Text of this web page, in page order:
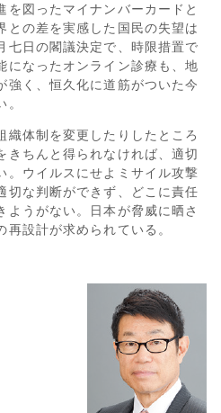
を図ったマイナンバーカードと
との差を実感した国民の失望は
七日の閣議決定で、時限措置で
になったオンライン診療も、地
強く、恒久化に道筋がついた今
体制を変更したりしたところ
きちんと得られなければ、適切
。ウイルスにせよミサイル攻撃
切な判断ができず、どこに責任
ようがない。日本が脅威に晒さ
設計が求められている。